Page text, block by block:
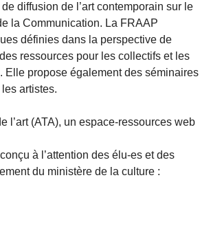
diffusion de l’art contemporain sur le
la Communication. La FRAAP
définies dans la perspective de
ressources pour les collectifs et les
. Elle propose également des séminaires
artistes.
l’art (ATA), un espace-ressources web
à l’attention des élu-es et des
du ministère de la culture :